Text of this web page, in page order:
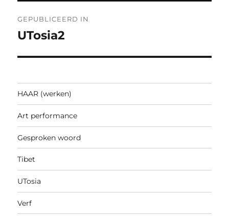
navigatie
GEPUBLICEERD IN
UTosia2
HAAR (werken)
Art performance
Gesproken woord
Tibet
UTosia
Verf